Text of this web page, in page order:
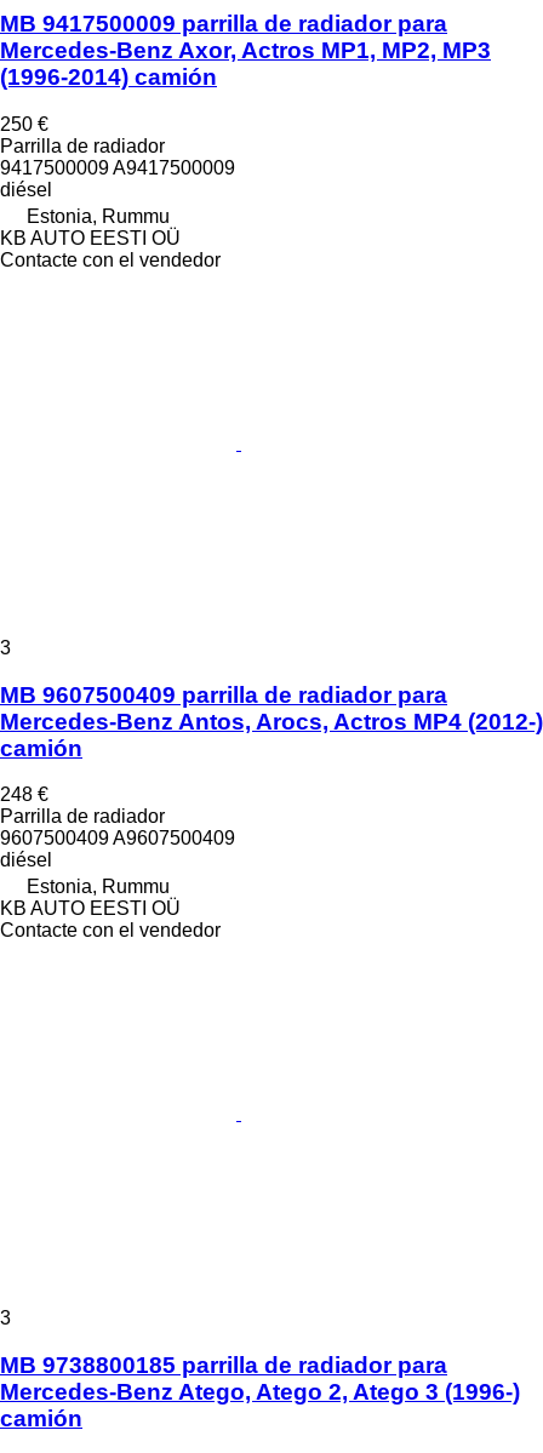
MB 9417500009 parrilla de radiador para
Mercedes-Benz Axor, Actros MP1, MP2, MP3
(1996-2014) camión
250 €
Parrilla de radiador
9417500009 A9417500009
diésel
Estonia, Rummu
KB AUTO EESTI OÜ
Contacte con el vendedor
3
MB 9607500409 parrilla de radiador para
Mercedes-Benz Antos, Arocs, Actros MP4 (2012-)
camión
248 €
Parrilla de radiador
9607500409 A9607500409
diésel
Estonia, Rummu
KB AUTO EESTI OÜ
Contacte con el vendedor
3
MB 9738800185 parrilla de radiador para
Mercedes-Benz Atego, Atego 2, Atego 3 (1996-)
camión